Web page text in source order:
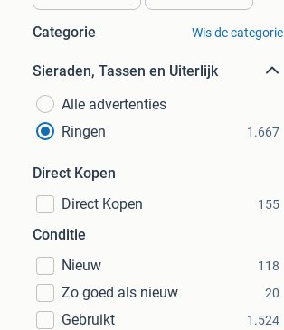
Categorie Wis de categorie
Sieraden, Tassen en Uiterlijk
Alle advertenties
Ringen
1.667
Direct Kopen
Direct Kopen
155
Conditie
Nieuw
118
Zo goed als nieuw 20
Gebruikt 1.524